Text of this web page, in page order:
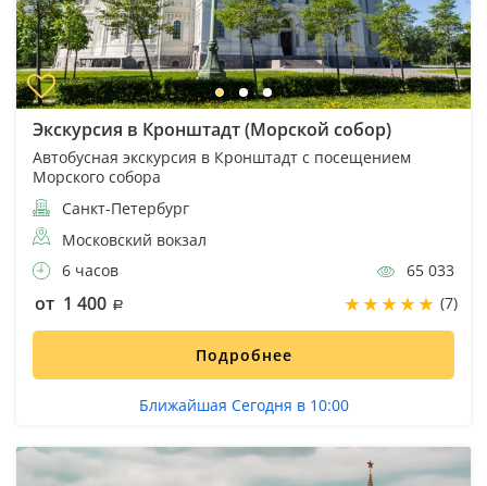
Экскурсия в Кронштадт (Морской собор)
Автобусная экскурсия в Кронштадт с посещением
Морского собора
Санкт-Петербург
Московский вокзал
6 часов
65 033
от 1 400 (7)
Подробнее
Ближайшая Сегодня в 10:00